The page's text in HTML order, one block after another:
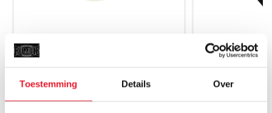
Toestemming Details Over
Rumble Enkelkous EK-1 Zwart/Wit
Venum